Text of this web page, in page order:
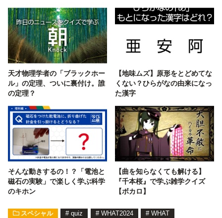
天才物理学者の「ブラックホー
ル」の定理、ついに裏付け。誰
の定理？
【地味ムズ】原形をとどめてな
くない？ひらがなの由来になっ
た漢字
そんな動きするの！？「電池と
磁石の実験」で楽しく学ぶ科学
のキホン
【曲を知らなくても解ける】
『千本桜』で学ぶ雑学クイズ
【ボカロ】
スペシャル # quiz # WHAT2024 # WHAT